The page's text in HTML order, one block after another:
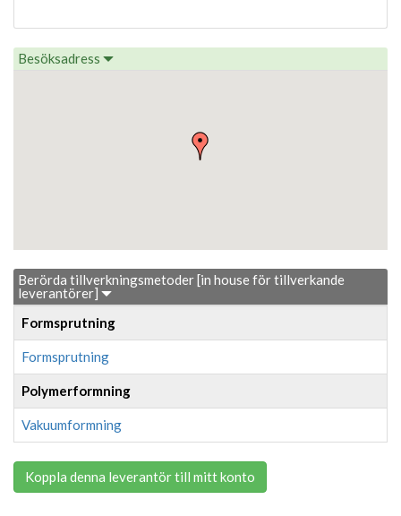
Besöksadress
Berörda tillverkningsmetoder [in house för tillverkande
leverantörer]
Formsprutning
Formsprutning
Polymerformning
Vakuumformning
Koppla denna leverantör till mitt konto